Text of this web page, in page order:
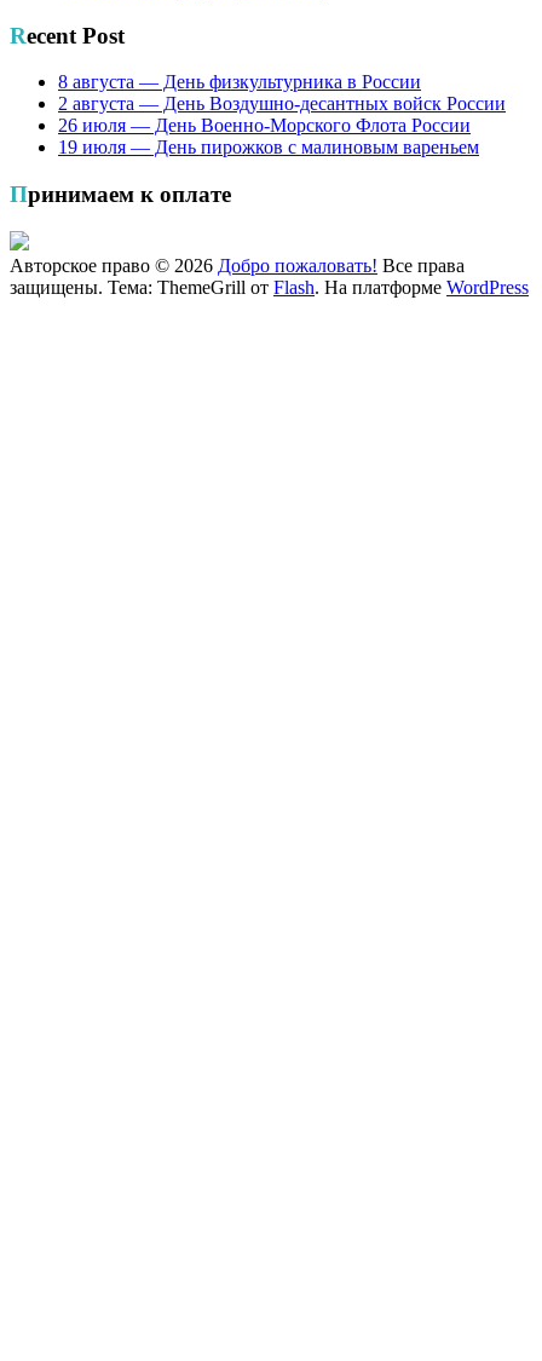
Recent Post
8 августа — День физкультурника в России
2 августа — День Воздушно-десантных войск России
26 июля — День Военно-Морского Флота России
19 июля — День пирожков с малиновым вареньем
Принимаем к оплате
Авторское право © 2026 Добро пожаловать! Все права
защищены. Тема: ThemeGrill от Flash. На платформе WordPress